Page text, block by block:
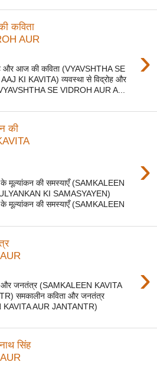
कविता
AUR
›
और आज की कविता (VYAVSHTHA SE
KI KAVITA) व्यवस्था से विद्रोह और
SE VIDROH AUR A...
की
›
के मूल्यांकन की समस्याएँ (SAMKALEEN
KI SAMASYAYEN)
के मूल्यांकन की समस्याएँ (SAMKALEEN
›
और जनतंत्र (SAMKALEEN KAVITA
समकालीन कविता और जनतंत्र
AUR JANTANTR)
सिंह